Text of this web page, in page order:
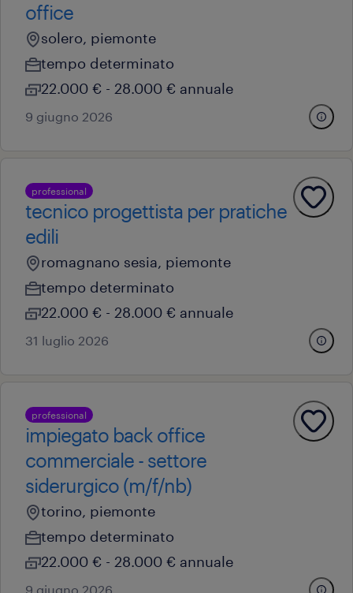
office
solero, piemonte
tempo determinato
22.000 € - 28.000 € annuale
9 giugno 2026
professional
tecnico progettista per pratiche
edili
romagnano sesia, piemonte
tempo determinato
22.000 € - 28.000 € annuale
31 luglio 2026
professional
impiegato back office
commerciale - settore
siderurgico (m/f/nb)
torino, piemonte
tempo determinato
22.000 € - 28.000 € annuale
9 giugno 2026